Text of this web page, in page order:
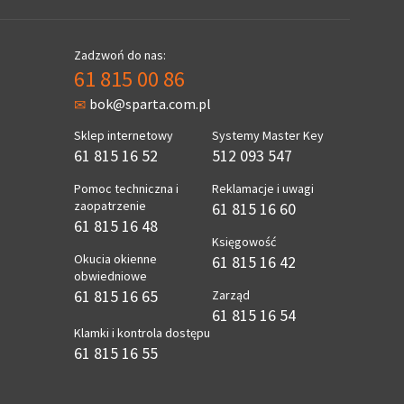
Zadzwoń do nas:
61 815 00 86
bok@sparta.com.pl
Sklep internetowy
61 815 16 52
Pomoc techniczna i
zaopatrzenie
61 815 16 48
Okucia okienne
obwiedniowe
61 815 16 65
Klamki i kontrola dostępu
61 815 16 55
Systemy Master Key
512 093 547
Reklamacje i uwagi
61 815 16 60
Księgowość
61 815 16 42
Zarząd
61 815 16 54